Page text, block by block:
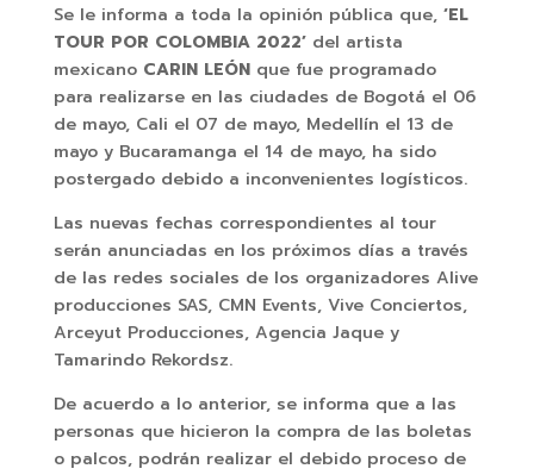
Se le informa a toda la opinión pública que, ‘EL
TOUR POR COLOMBIA 2022’del artista
mexicano CARIN LEÓNque fue programado
para realizarse en las ciudades de Bogotá el 06
de mayo, Cali el 07 de mayo, Medellín el 13 de
mayo y Bucaramanga el 14 de mayo, ha sido
postergado debido a inconvenientes logísticos.
Las nuevas fechas correspondientes al tour
serán anunciadas en los próximos días a través
de las redes sociales de los organizadores Alive
producciones SAS, CMN Events, Vive Conciertos,
Arceyut Producciones, Agencia Jaque y
Tamarindo Rekordsz.
De acuerdo a lo anterior, se informa que a las
personas que hicieron la compra de las boletas
o palcos, podrán realizar el debido proceso de